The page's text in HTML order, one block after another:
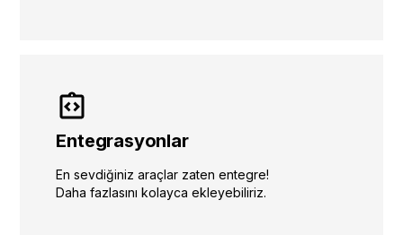
Entegrasyonlar
En sevdiğiniz araçlar zaten entegre!
Daha fazlasını kolayca ekleyebiliriz.